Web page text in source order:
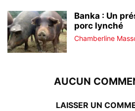
Banka : Un
porc lynché
Chamberline
AUCUN
LAISSER UN